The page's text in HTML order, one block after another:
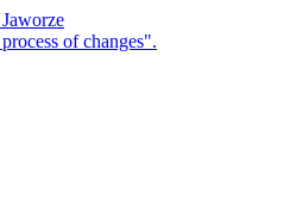
of changes".